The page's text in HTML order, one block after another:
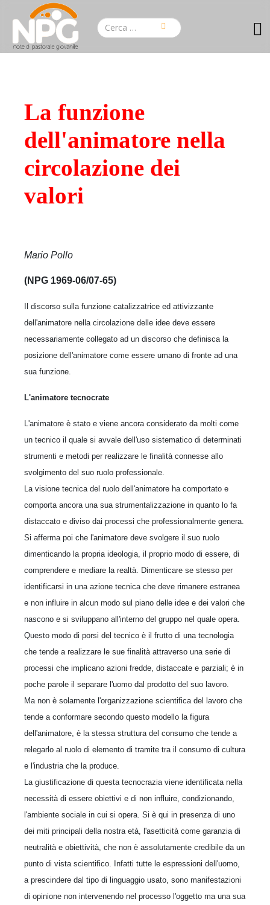
La funzione
dell'animatore nella
circolazione dei
valori
Mario Pollo
(NPG 1969-06/07-65)
Il discorso sulla funzione catalizzatrice ed attivizzante
dell'animatore nella circolazione delle idee deve essere
necessariamente collegato ad un discorso che definisca la
posizione dell'animatore come essere umano di fronte ad una
sua funzione.
L'animatore tecnocrate
L'animatore è stato e viene ancora considerato da molti come
un tecnico il quale si avvale dell'uso sistematico di determinati
strumenti e metodi per realizzare le finalità connesse allo
svolgimento del suo ruolo professionale.
La visione tecnica del ruolo dell'animatore ha comportato e
comporta ancora una sua strumentalizzazione in quanto lo fa
distaccato e diviso dai processi che professionalmente genera.
Si afferma poi che l'animatore deve svolgere il suo ruolo
dimenticando la propria ideologia, il proprio modo di essere, di
comprendere e mediare la realtà. Dimenticare se stesso per
identificarsi in una azione tecnica che deve rimanere estranea
e non influire in alcun modo sul piano delle idee e dei valori che
nascono e si sviluppano all'interno del gruppo nel quale opera.
Questo modo di porsi del tecnico è il frutto di una tecnologia
che tende a realizzare le sue finalità attraverso una serie di
processi che implicano azioni fredde, distaccate e parziali; è in
poche parole il separare l'uomo dal prodotto del suo lavoro.
Ma non è solamente l'organizzazione scientifica del lavoro che
tende a conformare secondo questo modello la figura
dell'animatore, è la stessa struttura del consumo che tende a
relegarlo al ruolo di elemento di tramite tra il consumo di cultura
e l'industria che la produce.
La giustificazione di questa tecnocrazia viene identificata nella
necessità di essere obiettivi e di non influire, condizionando,
l'ambiente sociale in cui si opera. Si è qui in presenza di uno
dei miti principali della nostra età, l'asetticità come garanzia di
neutralità e obiettività, che non è assolutamente credibile da un
punto di vista scientifico. Infatti tutte le espressioni dell'uomo,
a prescindere dal tipo di linguaggio usato, sono manifestazioni
di opinione non intervenendo nel processo l'oggetto ma una sua